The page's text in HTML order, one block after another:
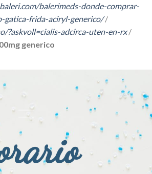
balerimeds-donde-comprar-
gatica-frida-aciryl-generico//
?askvoll=cialis-adcirca-uten-en-rx/
generico